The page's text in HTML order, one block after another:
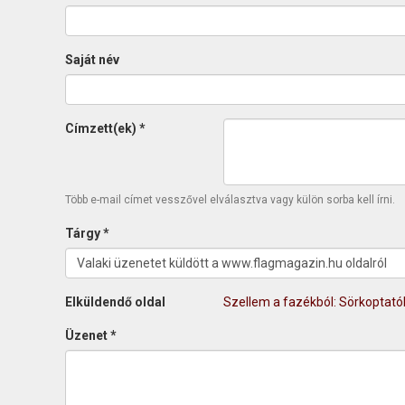
Saját név
Címzett(ek) *
Több e-mail címet vesszővel elválasztva vagy külön sorba kell írni.
Tárgy*
Elküldendő oldal Szellem a fazékból:
Üzenet*